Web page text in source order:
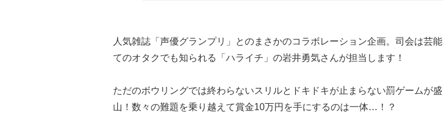
人気雑誌「声優グランプリ」とのまさかのコラボレーション企画。司会は芸
てのオタクでも知られる「ハライチ」の岩井勇気さんが担当します！
ただのボウリングでは終わらないスリルとドキドキが止まらない罰ゲームが
山！数々の難題を乗り越えて賞金10万円を手にするのは一体…！？